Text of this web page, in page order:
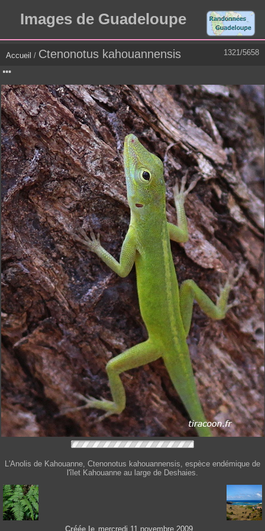
Images de Guadeloupe
1321/5658
Accueil / Ctenonotus kahouannensis
L'Anolis de Kahouanne, Ctenonotus kahouannensis, espèce endémique de
l'îlet Kahouanne au large de Deshaies.
Créée le mercredi 11 novembre 2009